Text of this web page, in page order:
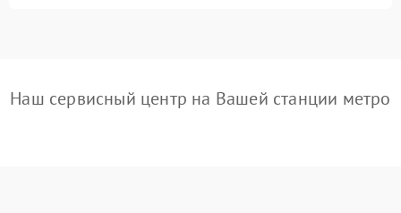
Наш сервисный центр на Вашей станции метро